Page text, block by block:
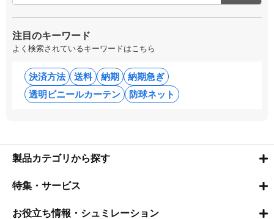
注目のキーワード
よく検索されているキーワードはこちら
決済方法 送料 納期
納期急ぎ
透明ビニールカーテン
防球ネット
製品カテゴリから探す
特集・サービス
お役立ち情報・シュミレーション